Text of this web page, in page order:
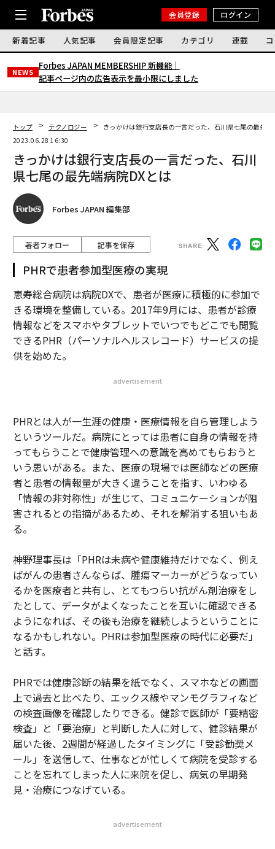
会員登録 ログイン
新着記事 人気記事 会員限定記事 カテゴリ 連載
NEWS
Forbes JAPAN MEMBERSHIP 新機能｜
記事ページ内の広告表示を最小限にしました
トップ テクノロジー
きっかけは銀行支店長の一言だった、石川県七尾の最先
2023.06.28 16:30
きっかけは銀行支店長の一言だった、石川
県七尾の最先端病院DXとは
Forbes JAPAN 編集部
著者フォロー 記事を保存
PHRで患者参加型医療の実現
恵寿総合病院は病院DXで、患者が医療に積極的に参加で
きる環境を整備している。2017年9月には、患者が診療
情報などをスマホやタブレットでいつでもどこでも閲覧
できるPHR（パーソナルヘルスレコード）サービスの提
供を始めた。
advertisement
PHRとは人が一生涯の健康・医療情報を自ら管理しよう
というツールだ。病院にとっては患者に自身の情報を持
ってもらうことで健康管理への意識を高めてもらおうと
いう思いがある。また、医療の現場では医師などの医療
者と患者の情報量が大きく違うことを指す、いわゆる
「情報の非対称性」が生じて、コミュニケーションが阻
害されるとの指摘があるため、それを解消する狙いもあ
る。
神野理事長は「PHRは未病や健康維持だけでなく、例え
ばがんの患者さんならば、腫瘍マーカーがどうなってい
るかを医療者と共有し、とてもつらい抗がん剤治療をし
たとして、データがよくなったことを互いに確認できる
ようになれば、その後も治療を継続しようということに
なるかもしれない。PHRは参加型医療の時代に必要だ」
と話す。
PHRでは健康診断の結果を紙でなく、スマホなどの画面
上で過去と比べたり、エックス線やマンモグラフィなど
の検査画像を確認したりできる。健診で医師が「要精密
検査」と「要治療」と判断した人に対して、健診結果が
届いた後、2週間が経過したタイミングに「受診勧奨メ
ール」を送信して、仕事などが忙しくて病院を受診する
ことを忘れてしまった人に来院を促し、病気の早期発
見・治療につなげている。
advertisement